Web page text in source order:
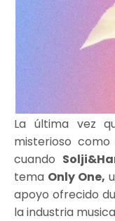
La última vez
misterioso
cuando
tema Only One,
apoyo ofrecido
la industria